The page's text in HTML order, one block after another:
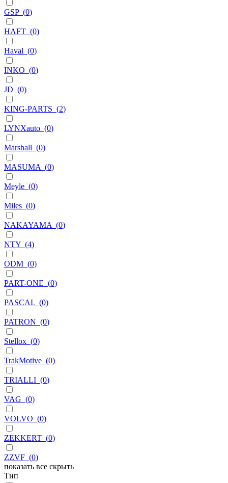
GSP (0)
HAFT (0)
Haval (0)
INKO (0)
JD (0)
KING-PARTS (2)
LYNXauto (0)
Marshall (0)
MASUMA (0)
Meyle (0)
Miles (0)
NAKAYAMA (0)
NTY (4)
ODM (0)
PART-ONE (0)
PASCAL (0)
PATRON (0)
Stellox (0)
TrakMotive (0)
TRIALLI (0)
VAG (0)
VOLVO (0)
ZEKKERT (0)
ZZVF (0)
показать все скрыть
Тип